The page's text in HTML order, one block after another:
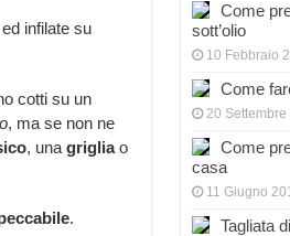
infilate su
cotti su un
, ma se non ne
, unagrigliao
.
Come
sott’olio
10 Febbraio
Come
20 Settembre
Come
casa
11 Giugno
Tagliata